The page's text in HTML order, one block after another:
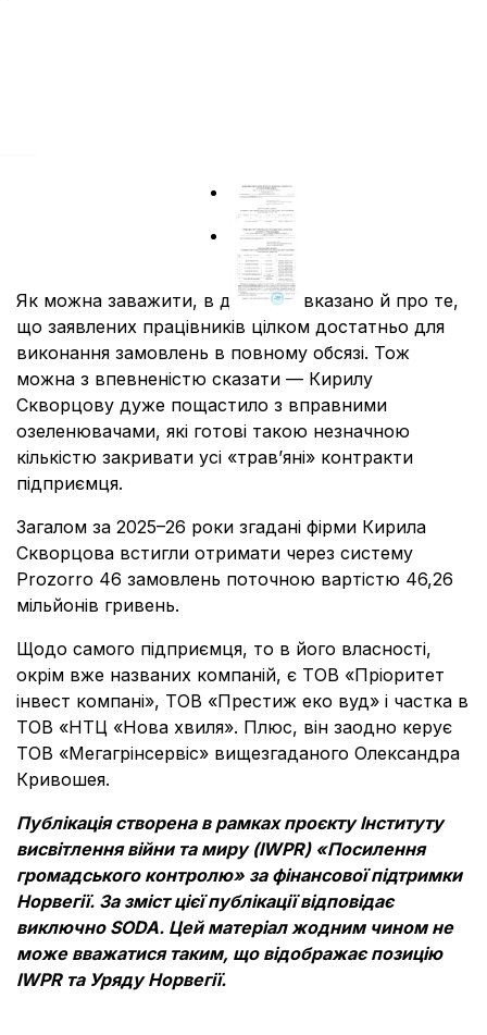
Як можна заважити, в довідках вказано й про те,
що заявлених працівників цілком достатньо для
виконання замовлень в повному обсязі. Тож
можна з впевненістю сказати — Кирилу
Скворцову дуже пощастило з вправними
озеленювачами, які готові такою незначною
кількістю закривати усі «трав’яні» контракти
підприємця.
Загалом за 2025–26 роки згадані фірми Кирила
Скворцова встигли отримати через систему
Prozorro 46 замовлень поточною вартістю 46,26
мільйонів гривень.
Щодо самого підприємця, то в його власності,
окрім вже названих компаній, є ТОВ «Пріоритет
інвест компані», ТОВ «Престиж еко вуд» і частка в
ТОВ «НТЦ «Нова хвиля». Плюс, він заодно керує
ТОВ «Мегагрінсервіс» вищезгаданого Олександра
Кривошея.
Публікація створена в рамках проєкту Інституту
висвітлення війни та миру (IWPR) «Посилення
громадського контролю» за фінансової підтримки
Норвегії. За зміст цієї публікації відповідає
виключно SODA. Цей матеріал жодним чином не
може вважатися таким, що відображає позицію
IWPR та Уряду Норвегії.